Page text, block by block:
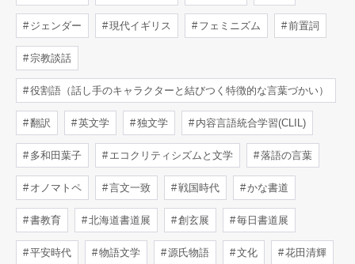
ジェンダー 現代イギリス フェミニズム 前置詞
宗教談話
役割語（話し手のキャラクターと結びつく特徴的な言葉づかい）
翻訳 英文学 独文学 内容言語統合学習(CLIL)
多和田葉子 エコクリティシズムと文学 落語の言葉
オノマトペ 言文一致 戦国時代 かな書道
書教育 北海道書道展 創玄展 毎日書道展
平安時代 物語文学 源氏物語 文化 花田清輝